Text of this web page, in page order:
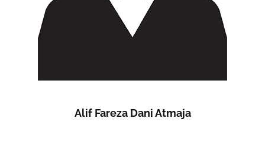
Alif Fareza Dani Atmaja